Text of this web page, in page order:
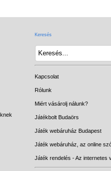
Keresés
Kapcsolat
Rólunk
Miért vásárolj nálunk?
Játékbolt Budaörs
Játék webáruház Budapest
Játék webáruház, az online
Játék rendelés - Az internetes